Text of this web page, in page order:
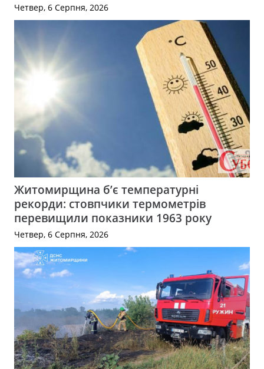
Четвер, 6 Серпня, 2026
Житомирщина б’є температурні
рекорди: стовпчики термометрів
перевищили показники 1963 року
Четвер, 6 Серпня, 2026